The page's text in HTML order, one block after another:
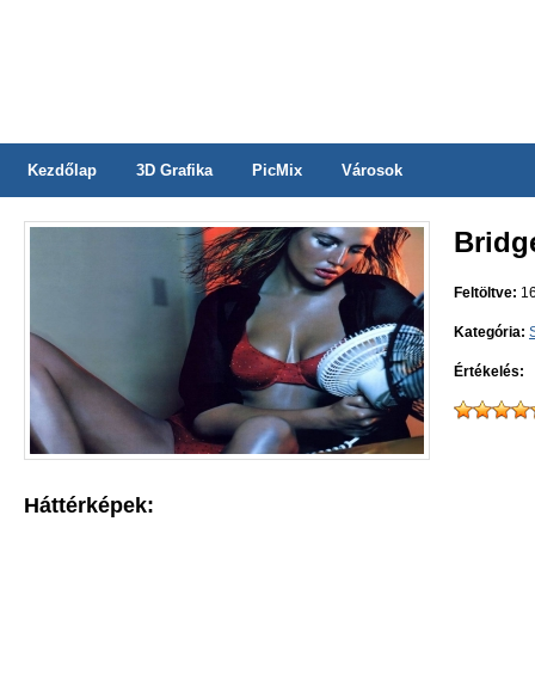
Kezdőlap 3D Grafika PicMix Városok
Feltöltve:
Kategória:
Értékelés:
Háttérképek: